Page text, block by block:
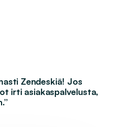
Zendeskiä! Jos
irti asiakaspalvelusta,